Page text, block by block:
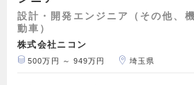
設計・開発エンジニア（その他、
動車）
株式会社ニコン
500万円 ～ 949万円 埼玉県